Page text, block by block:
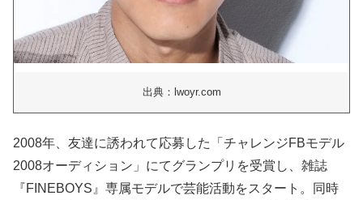
出典：lwoyr.com
2008年、友達に誘われて応募した「チャレンジFBモデル
2008オーディション」にてグランプリを受賞し、雑誌
『FINEBOYS』専属モデルで芸能活動をスタート。同時